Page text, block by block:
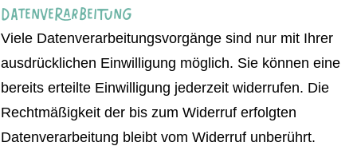
Datenverarbeitung
Viele Datenverarbeitungsvorgänge sind nur mit Ihrer
ausdrücklichen Einwilligung möglich. Sie können eine
bereits erteilte Einwilligung jederzeit widerrufen. Die
Rechtmäßigkeit der bis zum Widerruf erfolgten
Datenverarbeitung bleibt vom Widerruf unberührt.